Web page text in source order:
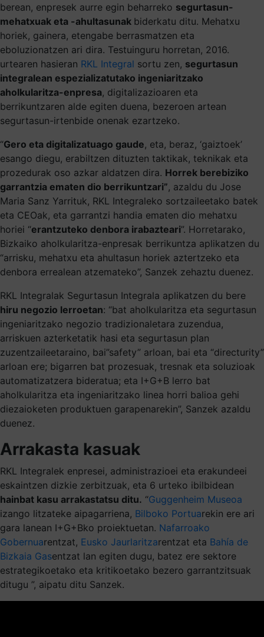
berean, enpresek aurre egin beharreko segurtasun-
mehatxuak eta -ahultasunak biderkatu ditu. Mehatxu
horiek, gainera, etengabe berrasmatzen eta
eboluzionatzen ari dira. Testuinguru horretan, 2016.
urtearen hasieran RKL Integral sortu zen, segurtasun
integralean espezializatutako ingeniaritzako
aholkularitza-enpresa, digitalizazioaren eta
berrikuntzaren alde egiten duena, bezeroen artean
segurtasun-irtenbide onenak ezartzeko.
“Gero eta digitalizatuago gaude, eta, beraz, ‘gaiztoek’
esango diegu, erabiltzen dituzten taktikak, teknikak eta
prozedurak oso azkar aldatzen dira. Horrek berebiziko
garrantzia ematen dio berrikuntzari”, azaldu du Jose
Maria Sanz Yarrituk, RKL Integraleko sortzaileetako batek
eta CEOak, eta garrantzi handia ematen dio mehatxu
horiei “erantzuteko denbora irabazteari”. Horretarako,
Bizkaiko aholkularitza-enpresak berrikuntza aplikatzen du
“arrisku, mehatxu eta ahultasun horiek aztertzeko eta
denbora errealean atzemateko”, Sanzek zehaztu duenez.
RKL Integralak Segurtasun Integrala aplikatzen du bere
hiru negozio lerroetan: “bat aholkularitza eta segurtasun
ingeniaritzako negozio tradizionaletara zuzendua,
arriskuen azterketatik hasi eta segurtasun plan
zuzentzaileetaraino, bai”safety” arloan, bai eta “directurity”
arloan ere; bigarren bat prozesuak, tresnak eta soluzioak
automatizatzera bideratua; eta I+G+B lerro bat
aholkularitza eta ingeniaritzako linea horri balioa gehi
diezaioketen produktuen garapenarekin”, Sanzek azaldu
duenez.
Arrakasta kasuak
RKL Integralek enpresei, administrazioei eta erakundeei
eskaintzen dizkie zerbitzuak, eta 6 urteko ibilbidean
hainbat kasu arrakastatsu ditu. “Guggenheim Museoa
izango litzateke aipagarriena, Bilboko Portuarekin ere ari
gara lanean I+G+Bko proiektuetan. Nafarroako
Gobernuarentzat, Eusko Jaurlaritzarentzat eta Bahía de
Bizkaia Gasentzat lan egiten dugu, batez ere sektore
estrategikoetako eta kritikoetako bezero garrantzitsuak
ditugu ”, aipatu ditu Sanzek.